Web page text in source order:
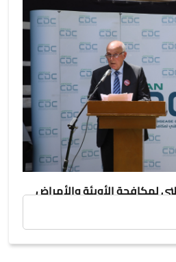
لمكافحة الأوبئة والأمراض
الاستقلال